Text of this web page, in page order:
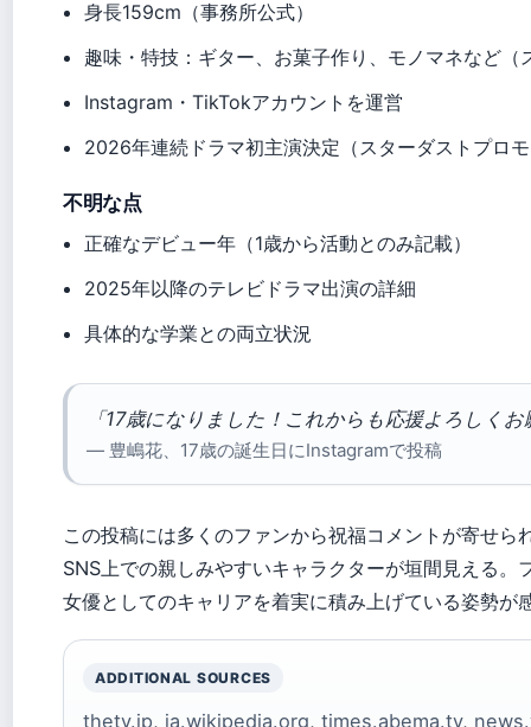
身長159cm（事務所公式）
趣味・特技：ギター、お菓子作り、モノマネなど
Instagram・TikTokアカウントを運営
2026年連続ドラマ初主演決定（スターダストプロ
不明な点
正確なデビュー年（1歳から活動とのみ記載）
2025年以降のテレビドラマ出演の詳細
具体的な学業との両立状況
「17歳になりました！これからも応援よろしく
— 豊嶋花、17歳の誕生日にInstagramで投稿
この投稿には多くのファンから祝福コメントが寄せら
SNS上での親しみやすいキャラクターが垣間見える。
女優としてのキャリアを着実に積み上げている姿勢が
ADDITIONAL SOURCES
thetv.jp, ja.wikipedia.org, times.abema.tv,